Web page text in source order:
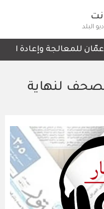
البلد
للمعالجة وإعادة
لنهاية